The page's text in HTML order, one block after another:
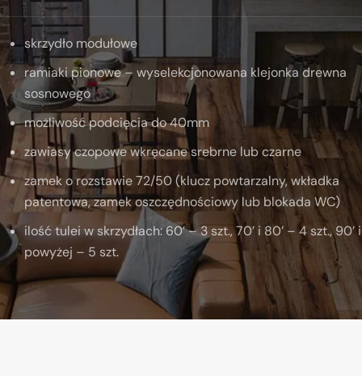
skrzydło modułowe
ramiaki pionowe – wyselekcjonowana klejonka drewna
sosnowego
możliwość podcięcia do 40mm
zawiasy czopowe wkręcane srebrne lub czarne
zamek o rozstawie 72/50 (klucz powtarzalny, wkładka
patentowa, zamek oszczędnościowy lub blokada WC)
ilość tulei w skrzydłach: 60’ – 3 szt., 70’ i 80’ – 4 szt., 90’ i
powyżej – 5 szt.